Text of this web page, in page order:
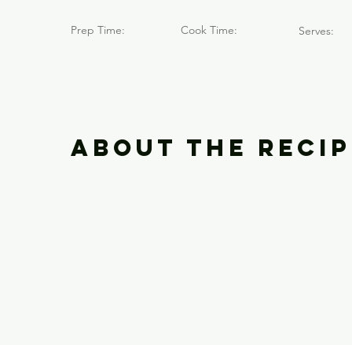
Prep Time: Cook Time: Serves:
About the